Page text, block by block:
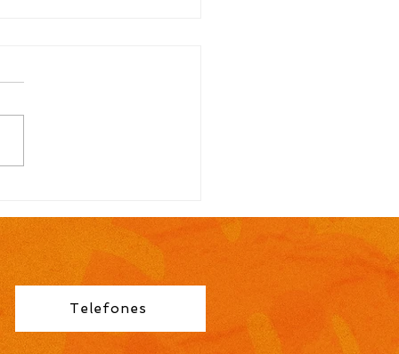
de Professor
Fundamental 1ª a
é publicada pela
de Cidreira
Telefones